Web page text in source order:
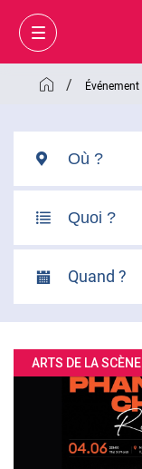
/ Événement
Quand ?
ARTS DE LA SCÈNE